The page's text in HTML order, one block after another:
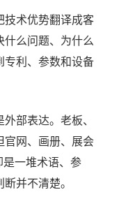
技术优势翻译成客
什么问题、为什么
专利、参数和设备
部表达。老板、
官网、画册、展会
一堆术语、参
并不清楚。